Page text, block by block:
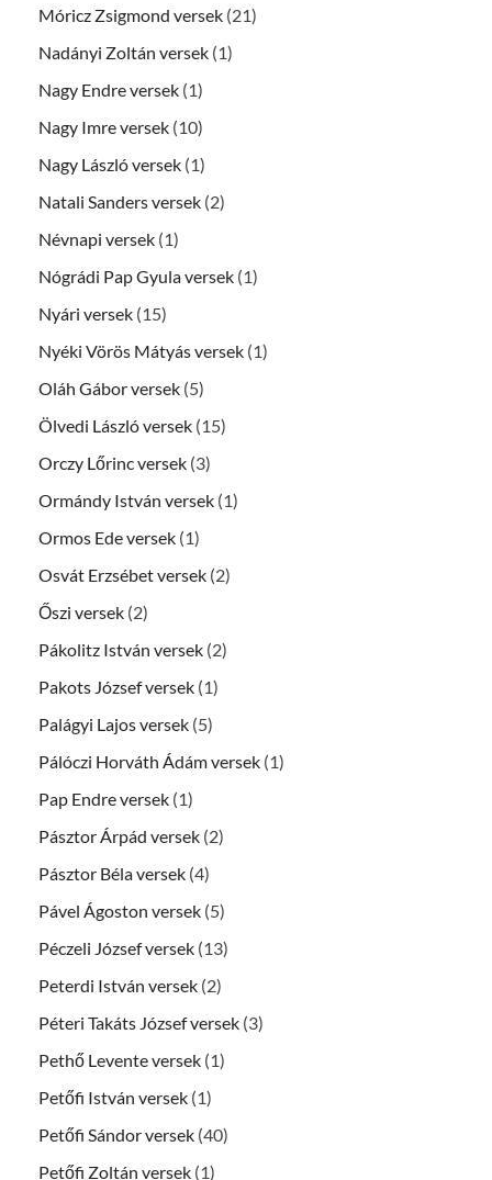
Móricz Zsigmond versek (21)
Nadányi Zoltán versek (1)
Nagy Endre versek (1)
Nagy Imre versek (10)
Nagy László versek (1)
Natali Sanders versek (2)
Névnapi versek (1)
Nógrádi Pap Gyula versek (1)
Nyári versek (15)
Nyéki Vörös Mátyás versek (1)
Oláh Gábor versek (5)
Ölvedi László versek (15)
Orczy Lőrinc versek (3)
Ormándy István versek (1)
Ormos Ede versek (1)
Osvát Erzsébet versek (2)
Őszi versek (2)
Pákolitz István versek (2)
Pakots József versek (1)
Palágyi Lajos versek (5)
Pálóczi Horváth Ádám versek (1)
Pap Endre versek (1)
Pásztor Árpád versek (2)
Pásztor Béla versek (4)
Pável Ágoston versek (5)
Péczeli József versek (13)
Peterdi István versek (2)
Péteri Takáts József versek (3)
Pethő Levente versek (1)
Petőfi István versek (1)
Petőfi Sándor versek (40)
Petőfi Zoltán versek (1)